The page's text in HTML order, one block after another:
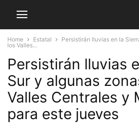
Home Estatal
Persistirán lluvias en la
los Valles...
Persistirán lluvias
Sur y algunas
Valles Centrales y
para este jueves